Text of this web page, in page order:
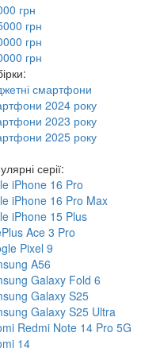
грн
грн
грн
грн
смартфони
2024 року
2023 року
2025 року
серії:
iPhone 16 Pro
iPhone 16 Pro Max
iPhone 15 Plus
Ace 3 Pro
Pixel 9
A56
Galaxy Fold 6
Galaxy S25
Galaxy S25 Ultra
Redmi Note 14 Pro 5G
14